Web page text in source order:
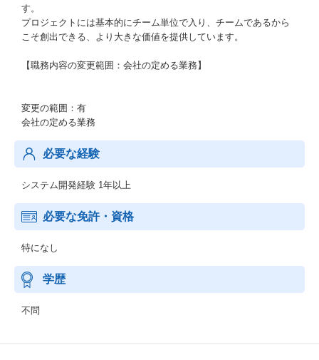
す。
プロジェクトには基本的にチーム単位で入り、チームであるから
こそ創出できる、より大きな価値を提供しています。
【職務内容の変更範囲：会社の定める業務】
変更の範囲：有
会社の定める業務
必要な経験
システム開発経験 1年以上
必要な免許・資格
特になし
学歴
不問